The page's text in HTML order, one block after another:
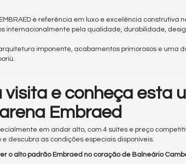
é referência em luxo e excelência construtiva
internacionalmente pela qualidade, durabilidade,
imponente, acabamentos primorosos e uma
visita e conheça esta
Embraed
em andar alto, com 4 suítes e preço
descubra as condições especiais disponíveis.
o alto padrão Embraed no coração de Balneário